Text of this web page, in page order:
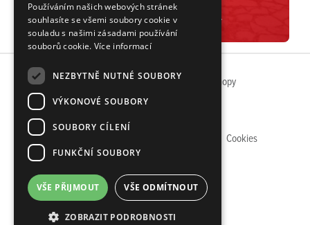
PROPUSTEK SVĚTLÁ
| úspěšné weby a eshopy
Cookies
Oznamovací systém
Používáním našich webových stránek
souhlasíte se všemi soubory cookie v
souladu s našimi zásadami používání
souborů cookie. Více informací
NEZBYTNĚ NUTNÉ SOUBORY
VÝKONOVÉ SOUBORY
SOUBORY CÍLENÍ
FUNKČNÍ SOUBORY
VŠE PŘIJMOUT VŠE ODMÍTNOUT
ZOBRAZIT PODROBNOSTI